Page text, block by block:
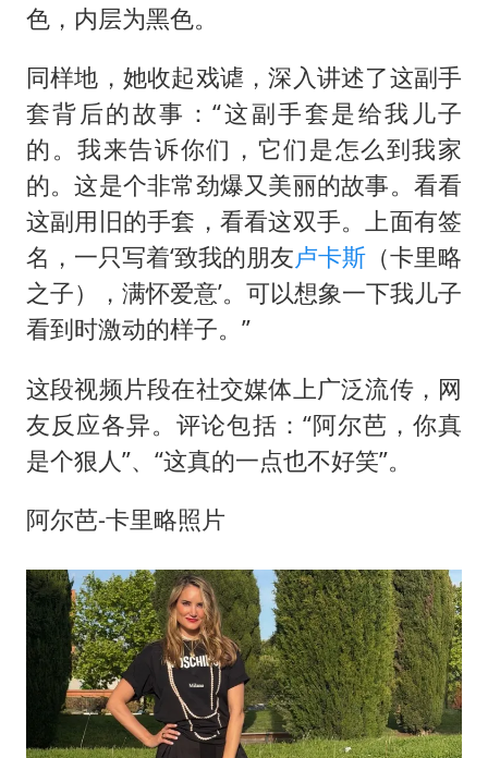
色，内层为黑色。
同样地，她收起戏谑，深入讲述了这副手
套背后的故事：“这副手套是给我儿子
的。我来告诉你们，它们是怎么到我家
的。这是个非常劲爆又美丽的故事。看看
这副用旧的手套，看看这双手。上面有签
名，一只写着‘致我的朋友卢卡斯 （卡里略
之子），满怀爱意’。可以想象一下我儿子
看到时激动的样子。”
这段视频片段在社交媒体上广泛流传，网
友反应各异。评论包括：“阿尔芭，你真
是个狠人”、“这真的一点也不好笑”。
阿尔芭-卡里略照片